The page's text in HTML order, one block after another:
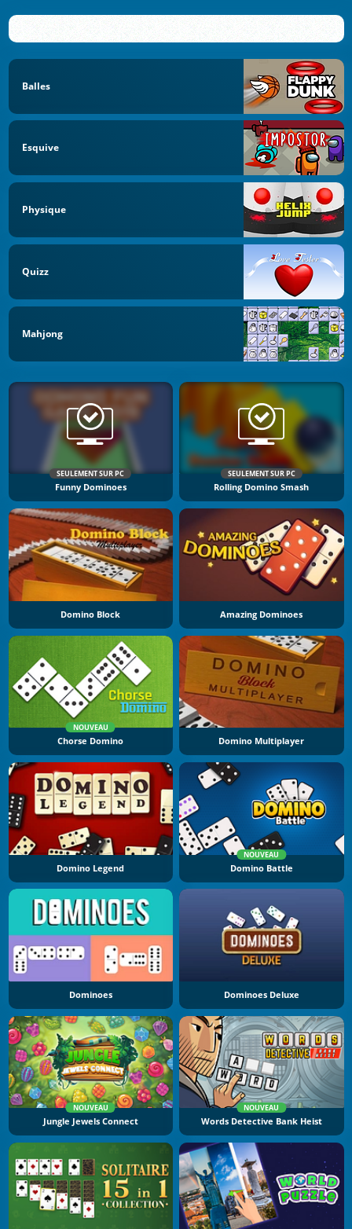
Balles
Esquive
Physique
Quizz
Mahjong
SEULEMENT SUR PC
Funny Dominoes
SEULEMENT SUR PC
Rolling Domino Smash
Domino Block Amazing Dominoes
NOUVEAU
Chorse Domino Domino Multiplayer
Domino Legend
NOUVEAU
Domino Battle
Dominoes Dominoes Deluxe
NOUVEAU
Jungle Jewels Connect
NOUVEAU
Words Detective Bank Heist